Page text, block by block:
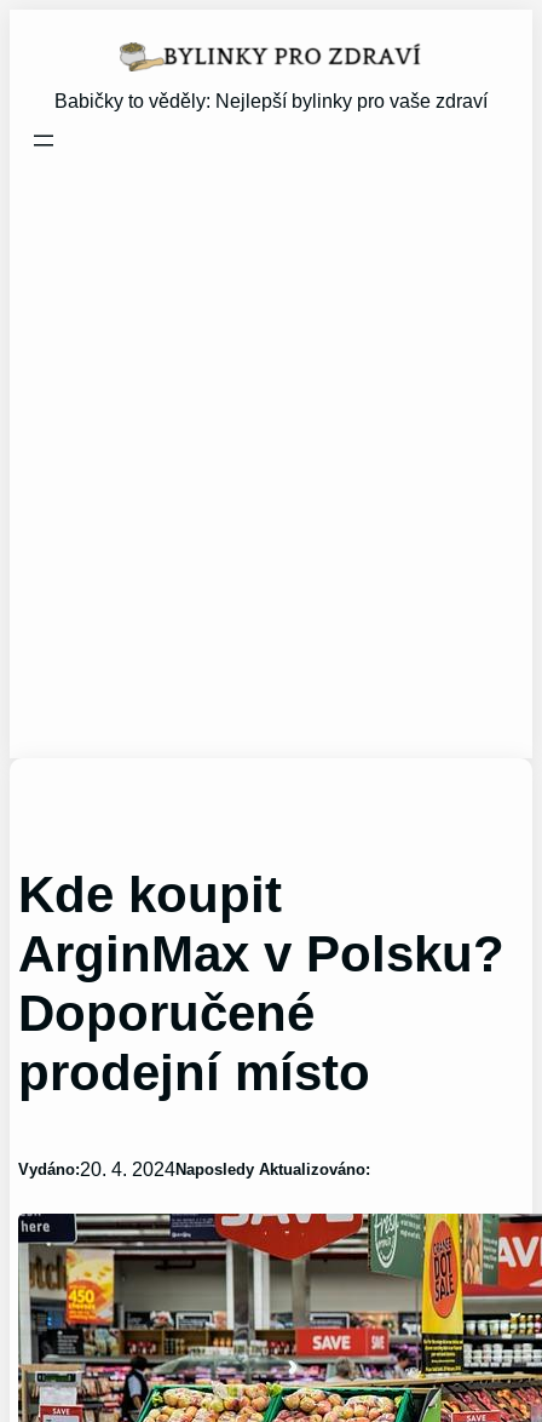
Babičky to věděly: Nejlepší bylinky pro vaše zdraví
Kde koupit
ArginMax v Polsku?
Doporučené
prodejní místo
Vydáno:20. 4. 2024Naposledy Aktualizováno: